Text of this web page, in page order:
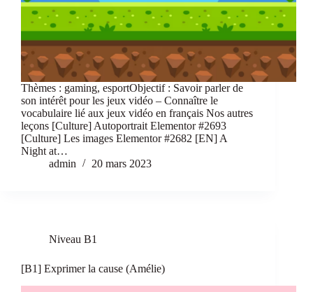
Thèmes : gaming, esportObjectif : Savoir parler de
son intérêt pour les jeux vidéo – Connaître le
vocabulaire lié aux jeux vidéo en français Nos autres
leçons [Culture] Autoportrait Elementor #2693
[Culture] Les images Elementor #2682 [EN] A
Night at…
admin
20 mars 2023
Niveau B1
[B1] Exprimer la cause (Amélie)